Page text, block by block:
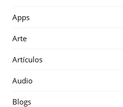
Apps
Arte
Artículos
Audio
Blogs